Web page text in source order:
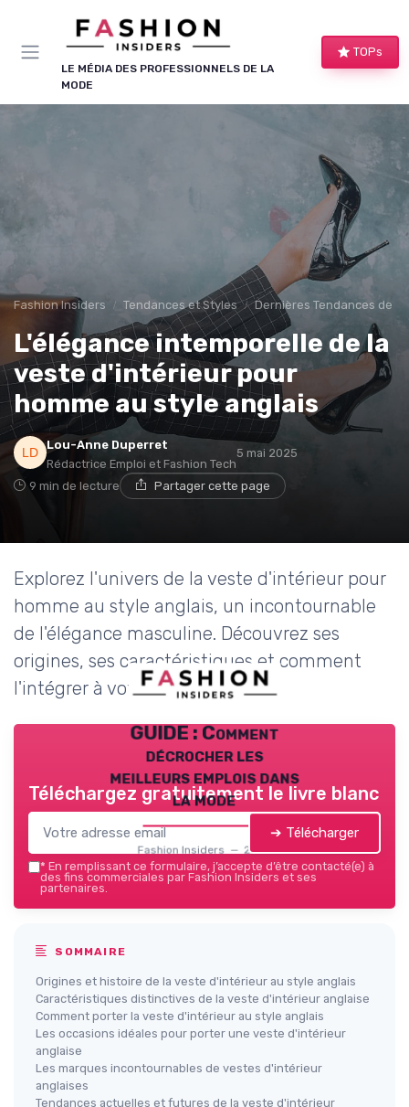
LE MÉDIA DES PROFESSIONNELS DE LA
MODE
TOPs
Fashion Insiders Tendances et Styles Dernières Tendances de
L'élégance intemporelle de la
veste d'intérieur pour
homme au style anglais
Lou-Anne Duperret
Rédactrice Emploi et Fashion Tech
5 mai 2025
9 min de lecture Partager cette page
Explorez l'univers de la veste d'intérieur pour
homme au style anglais, un incontournable
de l'élégance masculine. Découvrez ses
origines, ses caractéristiques et comment
l'intégrer à votre garde-robe.
GUIDE : Comment
décrocher les
meilleurs emplois dans
la mode
Fashion Insiders — 2026
Téléchargez gratuitement le livre blanc
➔ Télécharger
* En remplissant ce formulaire, j’accepte d’être contacté(e) à
des fins commerciales par Fashion Insiders et ses
partenaires.
SOMMAIRE
Origines et histoire de la veste d'intérieur au style anglais
Caractéristiques distinctives de la veste d'intérieur anglaise
Comment porter la veste d'intérieur au style anglais
Les occasions idéales pour porter une veste d'intérieur
anglaise
Les marques incontournables de vestes d'intérieur
anglaises
Tendances actuelles et futures de la veste d'intérieur